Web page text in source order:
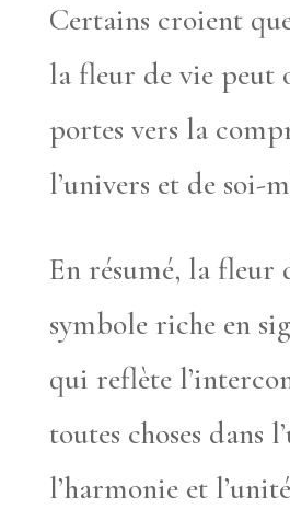
Certains croient
la fleur de vie peut
portes vers la
l’univers et de soi-
En résumé, la fleur
symbole riche en
qui reflète
toutes choses dans
l’harmonie et l’unité